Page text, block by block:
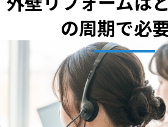
の周期で必